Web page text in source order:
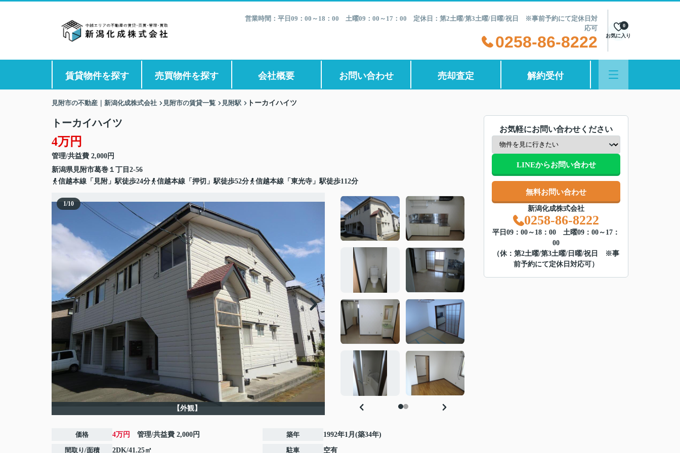
営業時間：平日09：00～18：00 土曜09：00～17：00 定休日：第2土曜/第3土曜/日曜/祝日 ※事前予約にて定休日対
応可
0258-86-8222 お気に入り
0
賃貸物件を探す 売買物件を探す 会社概要 お問い合わせ 売却査定 解約受付
見附市の不動産｜新潟化成株式会社 見附市の賃貸一覧 見附駅 トーカイハイツ
トーカイハイツ
4万円
管理/共益費 2,000円
新潟県見附市葛巻 １丁目2-56
信越本線「見附」駅徒歩24分
信越本線「押切」駅徒歩52分 信越本線「東光寺」駅徒歩112分
1/10
【外観】
価格 4万円 管理/共益費 2,000円
間取り/面積 2DK/41.25㎡
築年 1992年1月(築34年)
駐車 空有
お気軽にお問い合わせください
LINEからお問い合わせ
無料お問い合わせ
新潟化成株式会社
0258-86-8222
平日09：00～18：00 土曜09：00～17：
00
（休：第2土曜/第3土曜/日曜/祝日 ※事
前予約にて定休日対応可）